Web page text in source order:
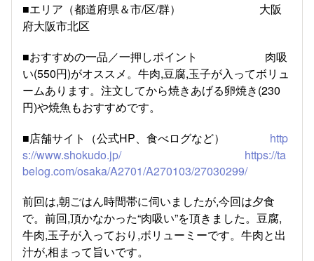
■エリア（都道府県＆市/区/群） 大阪
府大阪市北区
■おすすめの一品／一押しポイント 肉吸
い(550円)がオススメ。牛肉,豆腐,玉子が入ってボリュ
ームあります。注文してから焼きあげる卵焼き(230
円)や焼魚もおすすめです。
■店舗サイト（公式HP、食べログなど）​ http
s://www.shokudo.jp/
https://ta
belog.com/osaka/A2701/A270103/27030299/
前回は,朝ごはん時間帯に伺いましたが,今回は夕食
で。前回,頂かなかった“肉吸い”を頂きました。豆腐,
牛肉,玉子が入っており,ボリューミーです。牛肉と出
汁が,相まって旨いです。